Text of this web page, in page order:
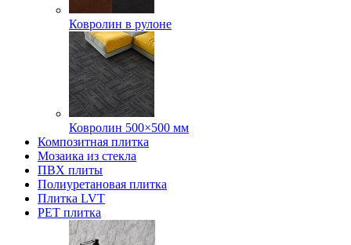
Ковролин в рулоне
Ковролин 500×500 мм
Композитная плитка
Мозаика из стекла
ПВХ плиты
Полиуретановая плитка
Плитка LVT
РЕТ плитка